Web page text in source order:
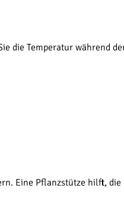
die Temperatur während
Eine Pflanzstütze hilft, die